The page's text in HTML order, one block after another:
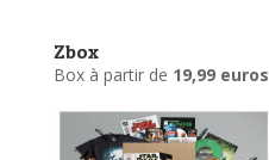
Zbox
Box à partir de 19,99 euros